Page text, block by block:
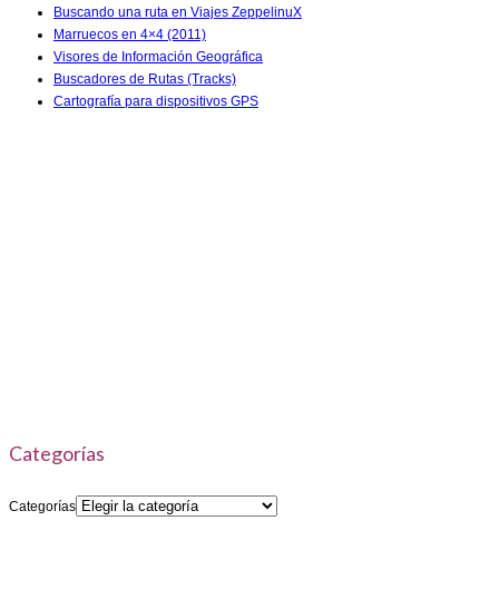
Buscando una ruta en Viajes ZeppelinuX
Marruecos en 4×4 (2011)
Visores de Información Geográfica
Buscadores de Rutas (Tracks)
Cartografía para dispositivos GPS
Categorías
Categorías